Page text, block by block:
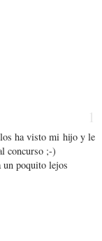
ha visto mi hijo y le
concurso ;-)
un poquito lejos